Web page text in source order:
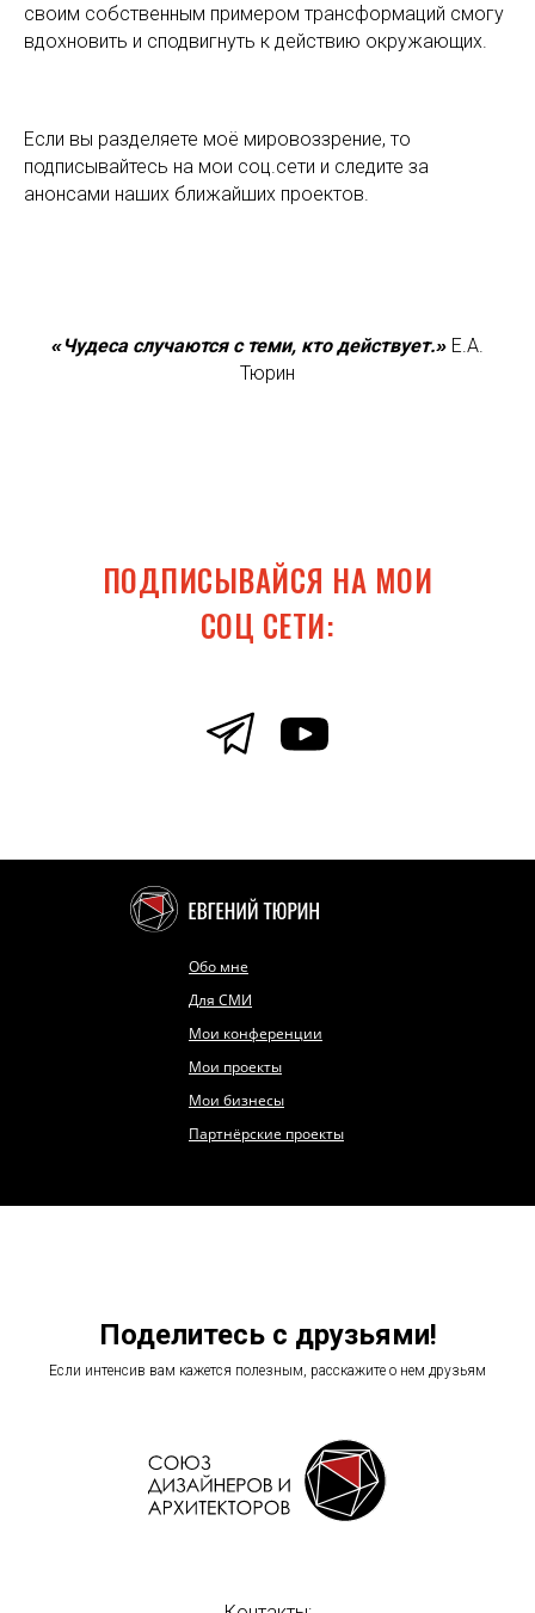
своим собственным примером трансформаций смогу
вдохновить и сподвигнуть к действию окружающих.
Если вы разделяете моё мировоззрение, то
подписывайтесь на мои соц.сети и следите за
анонсами наших ближайших проектов.
«Чудеса случаются с теми, кто действует.» Е.А.
Тюрин
ПОДПИСЫВАЙСЯ НА МОИ
СОЦ СЕТИ:
Обо мне
Для СМИ
Мои конференции
Мои проекты
Мои бизнесы
Партнёрские проекты
Поделитесь с друзьями!
Если интенсив вам кажется полезным, расскажите о нем друзьям